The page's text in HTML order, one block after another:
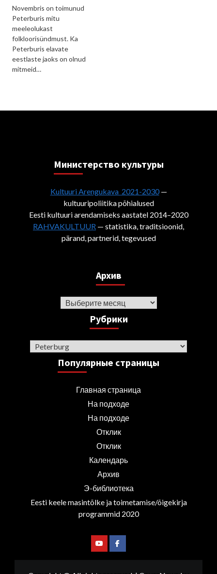
Novembris on toimunud
Peterburis mitu
meeleolukast
folkloorisündmust. Ka
Peterburis elavate
eestlaste jaoks on olnud
mitmeid…
Министерствo культуры
Kultuuri Arengukava 2021-2030—
kultuuripoliitika põhialused
Eesti kultuuri arendamiseks aastatel 2014–2020
RAHVAKULTUUR — statistika, traditsioonid,
pärand, partnerid, tegevused
Архив
Архив
Рубрики
Рубрики
Популярные страницы
Главная страница
На подходе
На подходе
Отклик
Отклик
Календарь
Архив
Э-библиотека
Eesti keele masintõlke ja toimetamise/õigekirja
programmid 2020
YoutubeFacebook